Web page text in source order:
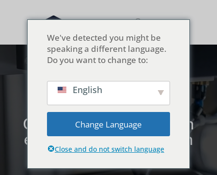
Personnalisation
OEM/ODM : impression
et marquage directs en
usine
We've detected you might be
speaking a different language.
Do you want to change to:
English
Change Language
Close and do not switch language